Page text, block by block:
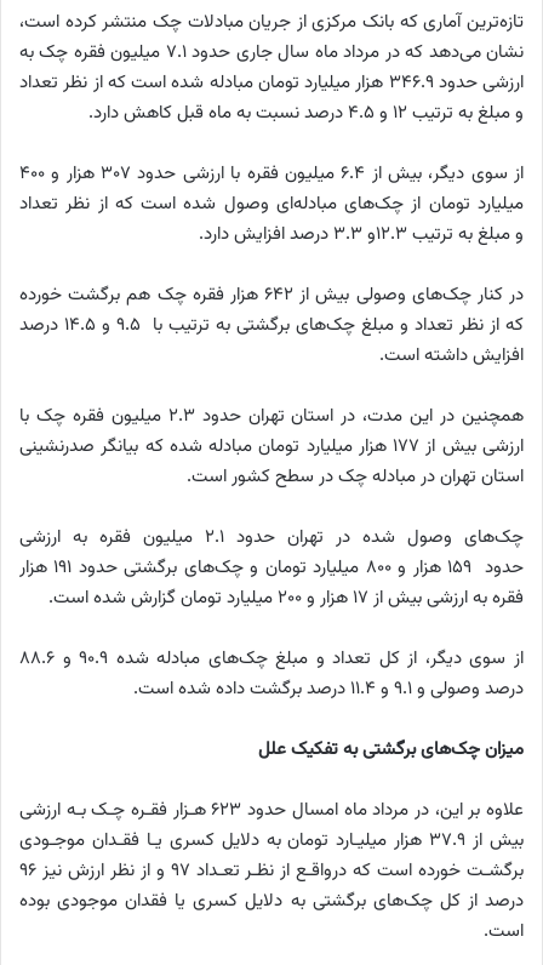
تازه‌ترین آماری که بانک مرکزی از جریان مبادلات چک منتشر کرده است،
نشان می‌دهد که در مرداد ماه سال جاری حدود ۷.۱ میلیون فقره چک به
ارزشی حدود ۳۴۶.۹ هزار میلیارد تومان مبادله شده است که از نظر تعداد
و مبلغ به ترتیب ۱۲ و ۴.۵ درصد نسبت به ماه قبل کاهش دارد.
از سوی دیگر، بیش از ۶.۴ میلیون فقره با ارزشی حدود ۳۰۷ هزار و ۴۰۰
میلیارد تومان از چک‌های مبادله‌ای وصول شده است که از نظر تعداد
و مبلغ به ترتیب ۱۲.۳و ۳.۳ درصد افزایش دارد.
در کنار چک‌های وصولی بیش از ۶۴۲ هزار فقره چک هم برگشت خورده
که از نظر تعداد و مبلغ چک‌های برگشتی به ترتیب با ۹.۵ و ۱۴.۵ درصد
افزایش داشته است.
همچنین در این مدت، در استان تهران حدود ۲.۳ میلیون فقره چک با
ارزشی بیش از ۱۷۷ هزار میلیارد تومان مبادله شده که بیانگر صدرنشینی
استان تهران در مبادله چک در سطح کشور است.
چک‌های وصول شده در تهران حدود ۲.۱ میلیون فقره به ارزشی
حدود ۱۵۹ هزار و ۸۰۰ میلیارد تومان و چک‌های برگشتی حدود ۱۹۱ هزار
فقره به ارزشی بیش از ۱۷ هزار و ۲۰۰ میلیارد تومان گزارش شده است.
از سوی دیگر، از کل تعداد و مبلغ چک‌های مبادله شده ۹۰.۹ و ۸۸.۶
درصد وصولی و ۹.۱ و ۱۱.۴ درصد برگشت داده شده است.
میزان چک‌های برگشتی به تفکیک علل
علاوه بر این، در مرداد ماه امسال حدود ۶۲۳ هـزار فقـره چـک بـه ارزشی
بیش از ۳۷.۹ هزار میلیـارد تومان به دلایل کسری یـا فقـدان موجـودی
برگشـت خورده است که درواقـع از نظـر تعـداد ۹۷ و از نظر ارزش نیز ۹۶
درصد از کل چک‌های‌ برگشتی به دلایل کسری یا فقدان موجودی بوده
است.